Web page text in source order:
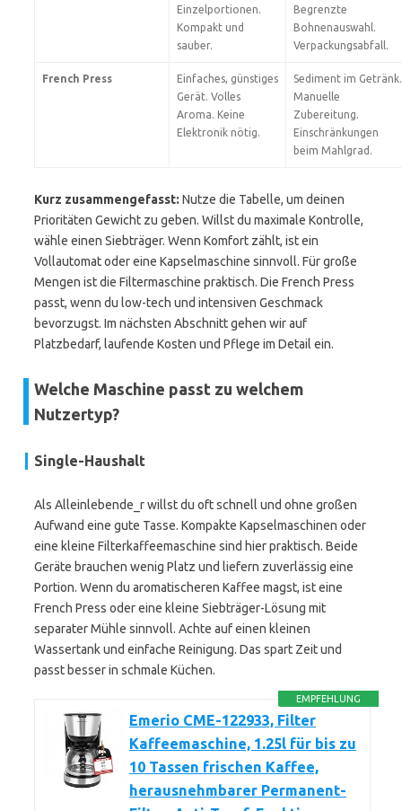
Einzelportionen.
Kompakt und
sauber.
Begrenzte
Bohnenauswahl.
Verpackungsabfall.
French Press
Einfaches, günstiges
Gerät. Volles
Aroma. Keine
Elektronik nötig.
Sediment im Getränk.
Manuelle
Zubereitung.
Einschränkungen
beim Mahlgrad.
Kurz zusammengefasst: Nutze die Tabelle, um deinen
Prioritäten Gewicht zu geben. Willst du maximale Kontrolle,
wähle einen Siebträger. Wenn Komfort zählt, ist ein
Vollautomat oder eine Kapselmaschine sinnvoll. Für große
Mengen ist die Filtermaschine praktisch. Die French Press
passt, wenn du low-tech und intensiven Geschmack
bevorzugst. Im nächsten Abschnitt gehen wir auf
Platzbedarf, laufende Kosten und Pflege im Detail ein.
Welche Maschine passt zu welchem
Nutzertyp?
Single-Haushalt
Als Alleinlebende_r willst du oft schnell und ohne großen
Aufwand eine gute Tasse. Kompakte Kapselmaschinen oder
eine kleine Filterkaffeemaschine sind hier praktisch. Beide
Geräte brauchen wenig Platz und liefern zuverlässig eine
Portion. Wenn du aromatischeren Kaffee magst, ist eine
French Press oder eine kleine Siebträger-Lösung mit
separater Mühle sinnvoll. Achte auf einen kleinen
Wassertank und einfache Reinigung. Das spart Zeit und
passt besser in schmale Küchen.
EMPFEHLUNG
Emerio CME-122933, Filter
Kaffeemaschine, 1.25l für bis zu
10 Tassen frischen Kaffee,
herausnehmbarer Permanent-